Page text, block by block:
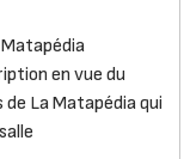
Matapédia
en vue du
La Matapédia qui